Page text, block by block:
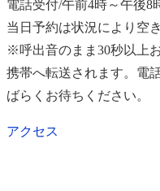
す) ィ
ン
ド
で
き
ま
す)
電話受付/午前4時～午後8
当日予約は状況により空
※呼出音のまま30秒以上
携帯へ転送されます。電
ばらくお待ちください。
アクセス